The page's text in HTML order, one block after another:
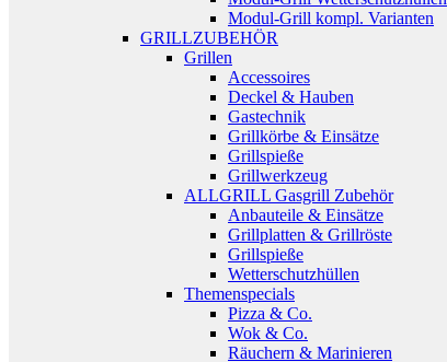
Modul-Grill kompl. Varianten
GRILLZUBEHÖR
Grillen
Accessoires
Deckel & Hauben
Gastechnik
Grillkörbe & Einsätze
Grillspieße
Grillwerkzeug
ALLGRILL Gasgrill Zubehör
Anbauteile & Einsätze
Grillplatten & Grillröste
Grillspieße
Wetterschutzhüllen
Themenspecials
Pizza & Co.
Wok & Co.
Räuchern & Marinieren